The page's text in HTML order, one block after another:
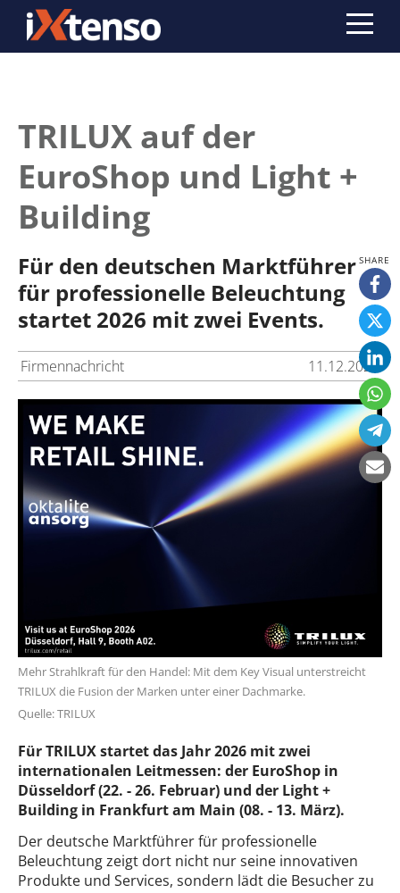
TRILUX auf der
EuroShop und Light +
Building
Für den deutschen Marktführer
für professionelle Beleuchtung
startet 2026 mit zwei Events.
Firmennachricht 11.12.2025
Mehr Strahlkraft für den Handel: Mit dem Key Visual unterstreicht
TRILUX die Fusion der Marken unter einer Dachmarke.
Quelle: TRILUX
Für TRILUX startet das Jahr 2026 mit zwei
internationalen Leitmessen: der EuroShop in
Düsseldorf (22. - 26. Februar) und der Light +
Building in Frankfurt am Main (08. - 13. März).
Der deutsche Marktführer für professionelle
Beleuchtung zeigt dort nicht nur seine innovativen
Produkte und Services, sondern lädt die Besucher zu